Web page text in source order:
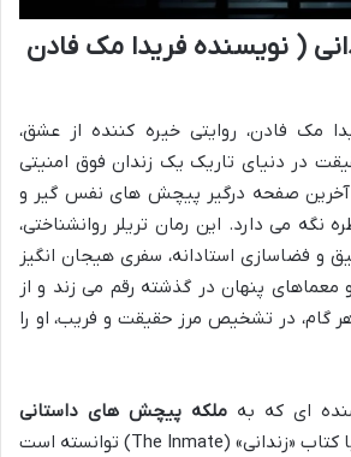
( نویسنده فریدا مک فادن
مک فادن، روایتی خیره کننده از عشق،
در دنیای تاریک یک زندان فوق امنیتی
آخرین صفحه درگیر پیچش های نفس گیر و
نگه می دارد. این رمان تریلر روانشناختی،
و فضاسازی استادانه، سفری هیجان انگیز
پنهان در گذشته رقم می زند و از
گام، در تشخیص مرز حقیقت و فریب، او را
ای که به ملکه پیچش های داستانی
شهرت یافته، بار دیگر با کتاب «زندانی» (The Inmate) توانسته است